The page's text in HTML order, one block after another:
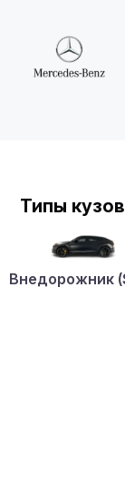
Типы
Внедорожник